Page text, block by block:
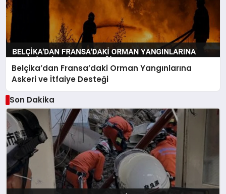
Belçika’dan Fransa’daki Orman Yangınlarına
Askeri ve İtfaiye Desteği
Son Dakika